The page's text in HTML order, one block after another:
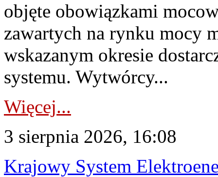
objęte obowiązkami
zawartych na rynku mocy
wskazanym okresie
systemu. Wytwórcy...
Więcej...
3 sierpnia 2026, 16:08
Krajowy System